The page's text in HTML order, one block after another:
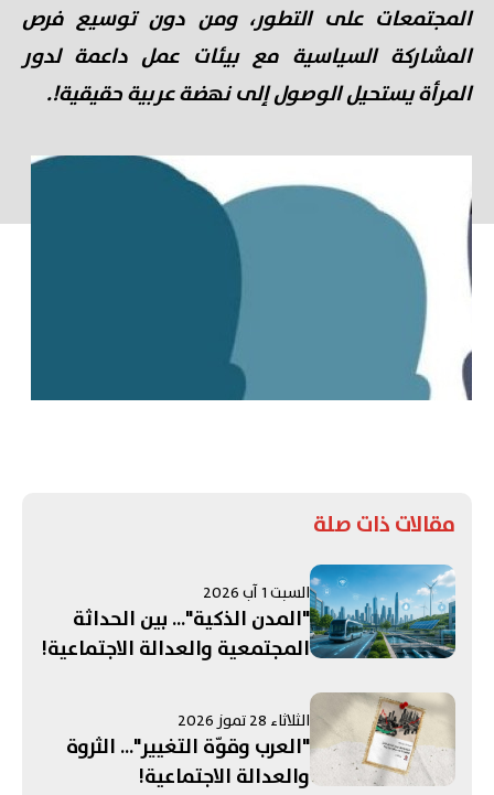
المجتمعات على التطور، ومن دون توسيع فرص
المشاركة السياسية مع بيئات عمل داعمة لدور
المرأة يستحيل الوصول إلى نهضة عربية حقيقية!.
مقالات ذات صلة
السبت 1 آب 2026
"المدن الذكية"... بين الحداثة
المجتمعية والعدالة الاجتماعية!
الثلاثاء 28 تموز 2026
"العرب وقوّة التغيير"... الثروة
والعدالة الاجتماعية!